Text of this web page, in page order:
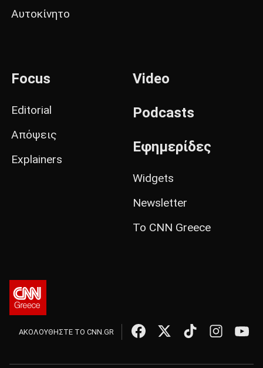
Αυτοκίνητο
Focus
Editorial
Απόψεις
Explainers
Video
Podcasts
Εφημερίδες
Widgets
Newsletter
Το CNN Greece
ΑΚΟΛΟΥΘΗΣΤΕ ΤΟ CNN.GR